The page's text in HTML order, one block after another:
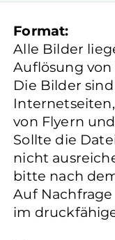
Format:
Alle Bilder
Auflösung von
Die Bilder
von Flyern
Sollte die
nicht
bitte nach
Auf
im